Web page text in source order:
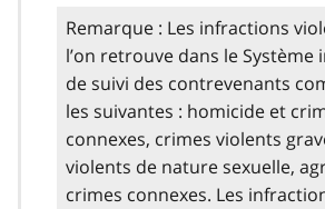
Remarque : Les infractions
l’on retrouve dans le
de suivi des contrevenants
les suivantes : homicide et
connexes, crimes violents
violents de nature sexuelle,
crimes connexes. Les